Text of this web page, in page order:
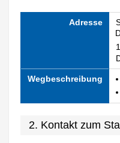
Adresse
Wegbeschreibung
2. Kontakt zum